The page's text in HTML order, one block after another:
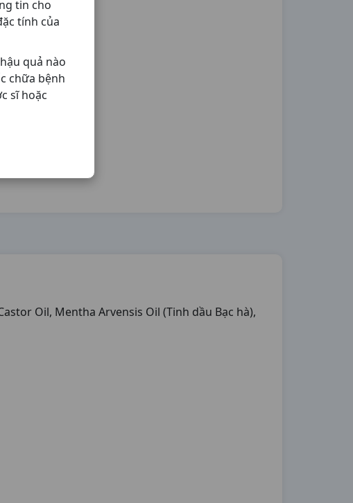
tin cho
tính của
quả nào
chữa bệnh
sĩ hoặc
Oil, Mentha Arvensis Oil (Tinh dầu Bạc hà),